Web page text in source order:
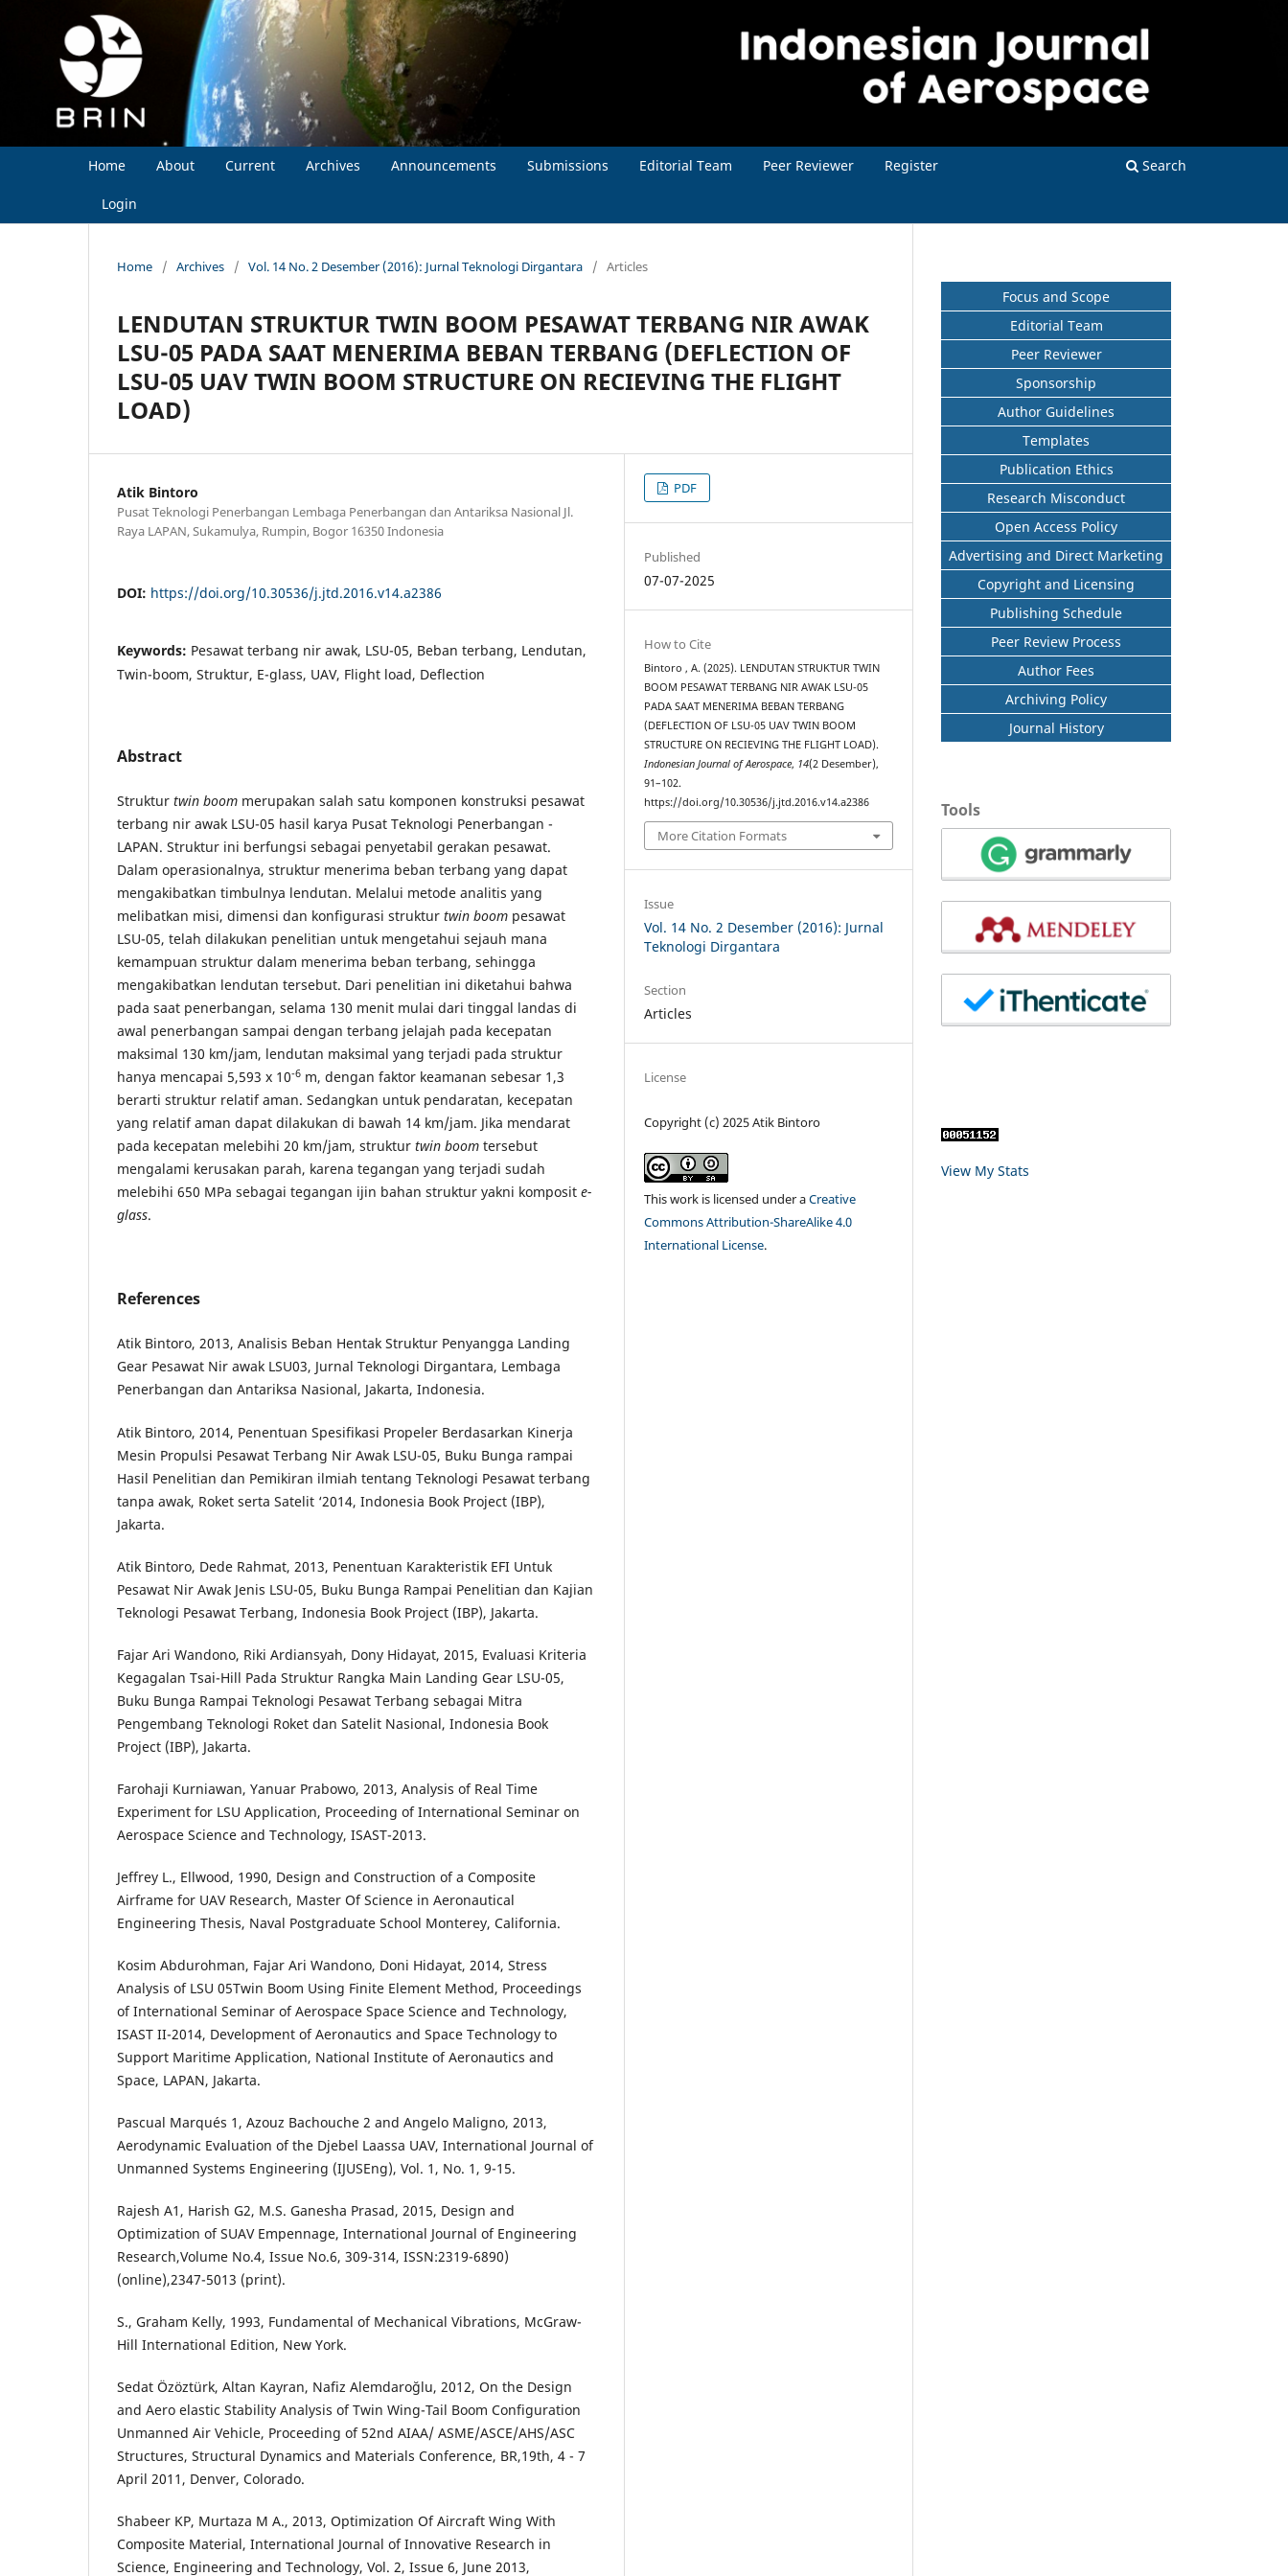
Home About Current Archives Announcements Submissions Editorial Team Peer Reviewer Register
Login
Search
Home / Archives / Vol. 14 No. 2 Desember (2016): Jurnal Teknologi Dirgantara / Articles
LENDUTAN STRUKTUR TWIN BOOM PESAWAT TERBANG NIR AWAK
LSU-05 PADA SAAT MENERIMA BEBAN TERBANG (DEFLECTION OF
LSU-05 UAV TWIN BOOM STRUCTURE ON RECIEVING THE FLIGHT
LOAD)
Atik Bintoro
Pusat Teknologi Penerbangan Lembaga Penerbangan dan Antariksa Nasional Jl.
Raya LAPAN, Sukamulya, Rumpin, Bogor 16350 Indonesia
DOI: https://doi.org/10.30536/j.jtd.2016.v14.a2386
Keywords: Pesawat terbang nir awak, LSU-05, Beban terbang, Lendutan,
Twin-boom, Struktur, E-glass, UAV, Flight load, Deflection
Abstract
Struktur twin boom merupakan salah satu komponen konstruksi pesawat
terbang nir awak LSU-05 hasil karya Pusat Teknologi Penerbangan -
LAPAN. Struktur ini berfungsi sebagai penyetabil gerakan pesawat.
Dalam operasionalnya, struktur menerima beban terbang yang dapat
mengakibatkan timbulnya lendutan. Melalui metode analitis yang
melibatkan misi, dimensi dan konfigurasi struktur twin boom pesawat
LSU-05, telah dilakukan penelitian untuk mengetahui sejauh mana
kemampuan struktur dalam menerima beban terbang, sehingga
mengakibatkan lendutan tersebut. Dari penelitian ini diketahui bahwa
pada saat penerbangan, selama 130 menit mulai dari tinggal landas di
awal penerbangan sampai dengan terbang jelajah pada kecepatan
maksimal 130 km/jam, lendutan maksimal yang terjadi pada struktur
hanya mencapai 5,593 x 10-6 m, dengan faktor keamanan sebesar 1,3
berarti struktur relatif aman. Sedangkan untuk pendaratan, kecepatan
yang relatif aman dapat dilakukan di bawah 14 km/jam. Jika mendarat
pada kecepatan melebihi 20 km/jam, struktur twin boom tersebut
mengalami kerusakan parah, karena tegangan yang terjadi sudah
melebihi 650 MPa sebagai tegangan ijin bahan struktur yakni komposit e-
glass.
References
Atik Bintoro, 2013, Analisis Beban Hentak Struktur Penyangga Landing
Gear Pesawat Nir awak LSU03, Jurnal Teknologi Dirgantara, Lembaga
Penerbangan dan Antariksa Nasional, Jakarta, Indonesia.
Atik Bintoro, 2014, Penentuan Spesifikasi Propeler Berdasarkan Kinerja
Mesin Propulsi Pesawat Terbang Nir Awak LSU-05, Buku Bunga rampai
Hasil Penelitian dan Pemikiran ilmiah tentang Teknologi Pesawat terbang
tanpa awak, Roket serta Satelit ‘2014, Indonesia Book Project (IBP),
Jakarta.
Atik Bintoro, Dede Rahmat, 2013, Penentuan Karakteristik EFI Untuk
Pesawat Nir Awak Jenis LSU-05, Buku Bunga Rampai Penelitian dan Kajian
Teknologi Pesawat Terbang, Indonesia Book Project (IBP), Jakarta.
Fajar Ari Wandono, Riki Ardiansyah, Dony Hidayat, 2015, Evaluasi Kriteria
Kegagalan Tsai-Hill Pada Struktur Rangka Main Landing Gear LSU-05,
Buku Bunga Rampai Teknologi Pesawat Terbang sebagai Mitra
Pengembang Teknologi Roket dan Satelit Nasional, Indonesia Book
Project (IBP), Jakarta.
Farohaji Kurniawan, Yanuar Prabowo, 2013, Analysis of Real Time
Experiment for LSU Application, Proceeding of International Seminar on
Aerospace Science and Technology, ISAST-2013.
Jeffrey L., Ellwood, 1990, Design and Construction of a Composite
Airframe for UAV Research, Master Of Science in Aeronautical
Engineering Thesis, Naval Postgraduate School Monterey, California.
Kosim Abdurohman, Fajar Ari Wandono, Doni Hidayat, 2014, Stress
Analysis of LSU 05Twin Boom Using Finite Element Method, Proceedings
of International Seminar of Aerospace Space Science and Technology,
ISAST II-2014, Development of Aeronautics and Space Technology to
Support Maritime Application, National Institute of Aeronautics and
Space, LAPAN, Jakarta.
Pascual Marqués 1, Azouz Bachouche 2 and Angelo Maligno, 2013,
Aerodynamic Evaluation of the Djebel Laassa UAV, International Journal of
Unmanned Systems Engineering (IJUSEng), Vol. 1, No. 1, 9-15.
Rajesh A1, Harish G2, M.S. Ganesha Prasad, 2015, Design and
Optimization of SUAV Empennage, International Journal of Engineering
Research,Volume No.4, Issue No.6, 309-314, ISSN:2319-6890)
(online),2347-5013 (print).
S., Graham Kelly, 1993, Fundamental of Mechanical Vibrations, McGraw-
Hill International Edition, New York.
Sedat Özöztürk, Altan Kayran, Nafiz Alemdaroğlu, 2012, On the Design
and Aero elastic Stability Analysis of Twin Wing-Tail Boom Configuration
Unmanned Air Vehicle, Proceeding of 52nd AIAA/ ASME/ASCE/AHS/ASC
Structures, Structural Dynamics and Materials Conference, BR,19th, 4 - 7
April 2011, Denver, Colorado.
Shabeer KP, Murtaza M A., 2013, Optimization Of Aircraft Wing With
Composite Material, International Journal of Innovative Research in
Science, Engineering and Technology, Vol. 2, Issue 6, June 2013,
PDF
Published
07-07-2025
How to Cite
Bintoro , A. (2025). LENDUTAN STRUKTUR TWIN
BOOM PESAWAT TERBANG NIR AWAK LSU-05
PADA SAAT MENERIMA BEBAN TERBANG
(DEFLECTION OF LSU-05 UAV TWIN BOOM
STRUCTURE ON RECIEVING THE FLIGHT LOAD).
Indonesian Journal of Aerospace, 14(2 Desember),
91–102.
https://doi.org/10.30536/j.jtd.2016.v14.a2386
More Citation Formats
Issue
Vol. 14 No. 2 Desember (2016): Jurnal
Teknologi Dirgantara
Section
Articles
License
Copyright (c) 2025 Atik Bintoro
This work is licensed under aCreative
Commons Attribution-ShareAlike 4.0
International License.
Focus and Scope
Editorial Team
Peer Reviewer
Sponsorship
Author Guidelines
Templates
Publication Ethics
Research Misconduct
Open Access Policy
Advertising and Direct Marketing
Copyright and Licensing
Publishing Schedule
Peer Review Process
Author Fees
Archiving Policy
Journal History
Tools
View My Stats